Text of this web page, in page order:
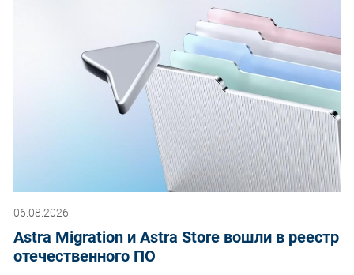
06.08.2026
Astra Migration и Astra Store вошли в реестр
отечественного ПО